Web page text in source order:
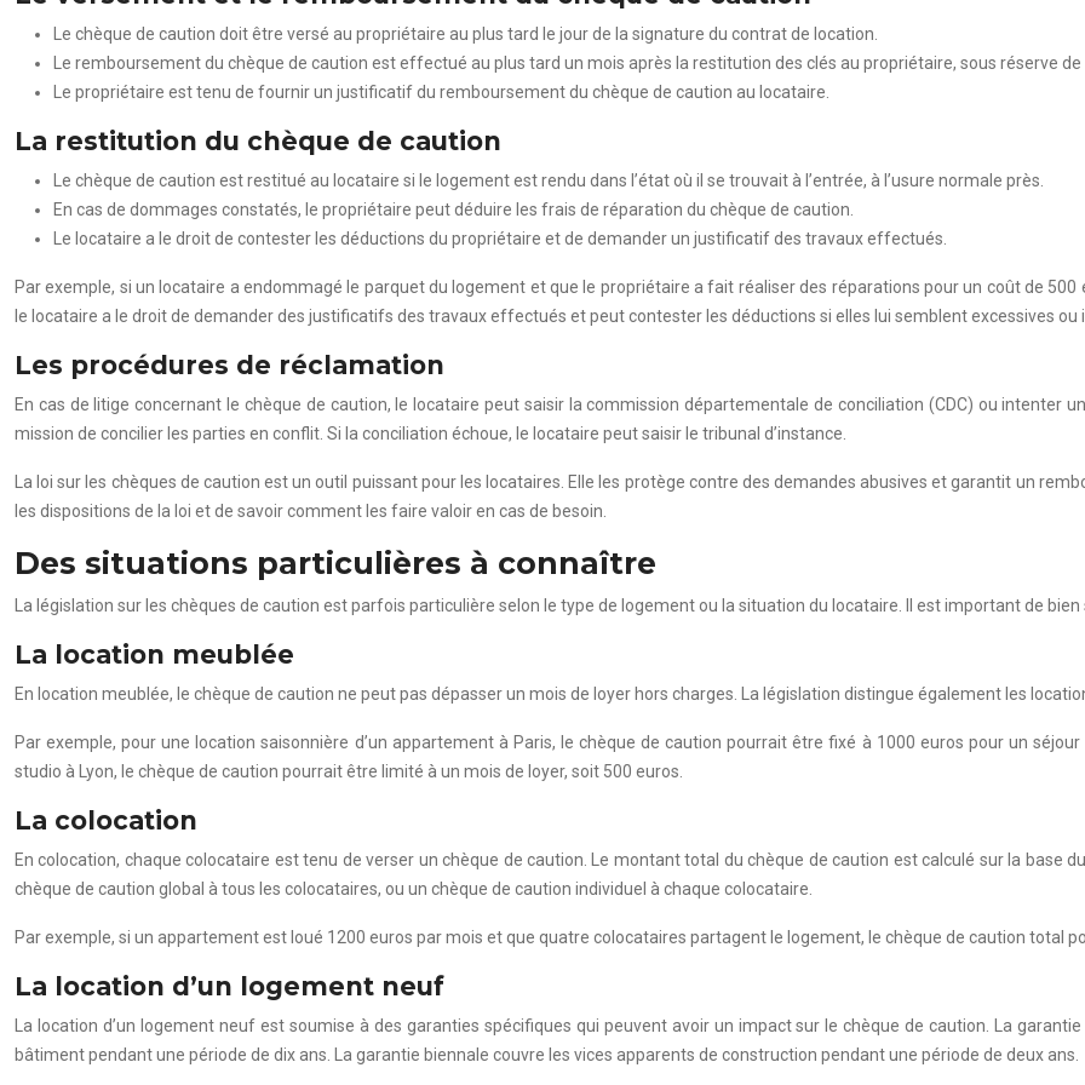
Le chèque de caution doit être versé au propriétaire au plus tard le jour de la signature du contrat de location.
Le remboursement du chèque de caution est effectué au plus tard un mois après la restitution des clés au propriétaire, sous réserve de
Le propriétaire est tenu de fournir un justificatif du remboursement du chèque de caution au locataire.
La restitution du chèque de caution
Le chèque de caution est restitué au locataire si le logement est rendu dans l’état où il se trouvait à l’entrée, à l’usure normale près.
En cas de dommages constatés, le propriétaire peut déduire les frais de réparation du chèque de caution.
Le locataire a le droit de contester les déductions du propriétaire et de demander un justificatif des travaux effectués.
Par exemple, si un locataire a endommagé le parquet du logement et que le propriétaire a fait réaliser des réparations pour un coût de
le locataire a le droit de demander des justificatifs des travaux effectués et peut contester les déductions si elles lui semblent excessives ou
Les procédures de réclamation
En cas de litige concernant le chèque de caution, le locataire peut saisir la commission départementale de conciliation (CDC) ou intenter
mission de concilier les parties en conflit. Si la conciliation échoue, le locataire peut saisir le tribunal d’instance.
La loi sur les chèques de caution est un outil puissant pour les locataires. Elle les protège contre des demandes abusives et garantit un
les dispositions de la loi et de savoir comment les faire valoir en cas de besoin.
Des situations particulières à connaître
La législation sur les chèques de caution est parfois particulière selon le type de logement ou la situation du locataire. Il est important de
La location meublée
En location meublée, le chèque de caution ne peut pas dépasser un mois de loyer hors charges. La législation distingue également les
Par exemple, pour une location saisonnière d’un appartement à Paris, le chèque de caution pourrait être fixé à 1000 euros pour un
studio à Lyon, le chèque de caution pourrait être limité à un mois de loyer, soit 500 euros.
La colocation
En colocation, chaque colocataire est tenu de verser un chèque de caution. Le montant total du chèque de caution est calculé sur la base
chèque de caution global à tous les colocataires, ou un chèque de caution individuel à chaque colocataire.
Par exemple, si un appartement est loué 1200 euros par mois et que quatre colocataires partagent le logement, le chèque de caution total
La location d’un logement neuf
La location d’un logement neuf est soumise à des garanties spécifiques qui peuvent avoir un impact sur le chèque de caution. La
bâtiment pendant une période de dix ans. La garantie biennale couvre les vices apparents de construction pendant une période de deux ans.